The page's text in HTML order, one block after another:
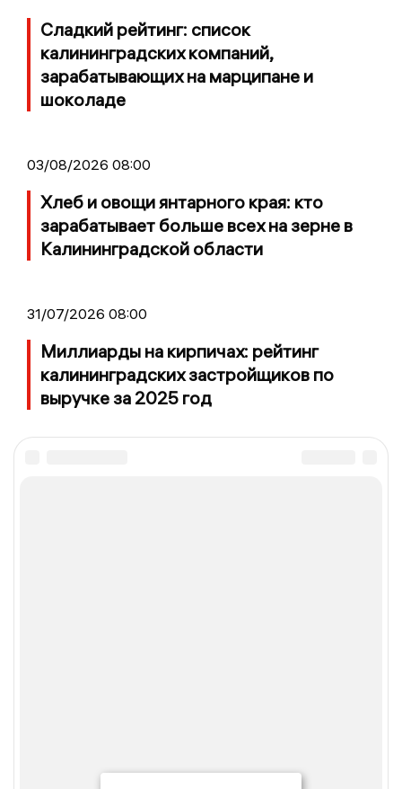
Сладкий рейтинг: список
калининградских компаний,
зарабатывающих на марципане и
шоколаде
03/08/2026 08:00
Хлеб и овощи янтарного края: кто
зарабатывает больше всех на зерне в
Калининградской области
31/07/2026 08:00
Миллиарды на кирпичах: рейтинг
калининградских застройщиков по
выручке за 2025 год